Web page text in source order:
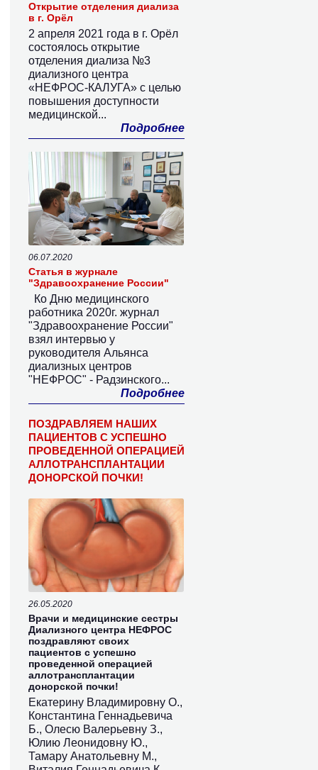
Открытие отделения диализа
в г. Орёл
2 апреля 2021 года в г. Орёл
состоялось открытие
отделения диализа №3
диализного центра
«НЕФРОС-КАЛУГА» с целью
повышения доступности
медицинской...
Подробнее
06.07.2020
Статья в журнале
"Здравоохранение России"
Ко Дню медицинского
работника 2020г. журнал
"Здравоохранение России"
взял интервью у
руководителя Альянса
диализных центров
"НЕФРОС" - Радзинского...
Подробнее
ПОЗДРАВЛЯЕМ НАШИХ
ПАЦИЕНТОВ С УСПЕШНО
ПРОВЕДЕННОЙ ОПЕРАЦИЕЙ
АЛЛОТРАНСПЛАНТАЦИИ
ДОНОРСКОЙ ПОЧКИ!
26.05.2020
Врачи и медицинские сестры
Диализного центра НЕФРОС
поздравляют своих
пациентов с успешно
проведенной операцией
аллотрансплантации
донорской почки!
Екатерину Владимировну О.,
Константина Геннадьевича
Б., Олесю Валерьевну З.,
Юлию Леонидовну Ю.,
Тамару Анатольевну М.,